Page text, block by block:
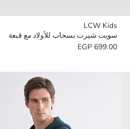
LCW Kids
سويت شيرت بسحاب للأولاد مع قبعة
699.00 EGP